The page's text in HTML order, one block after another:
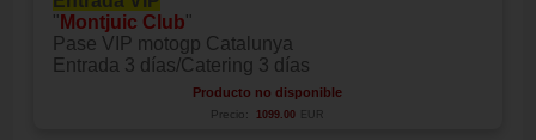
" Montjuic Club"
Pase VIP motogp Catalunya
Entrada 3 días/Catering 3 días
Producto no disponible
Precio: 1099.00 EUR